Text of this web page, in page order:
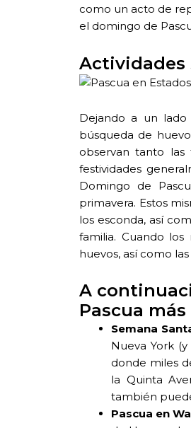
como un acto de
el domingo de
Actividades
Dejando a un lado
búsqueda de
observan tanto las
festividades
Domingo de
primavera. Estos
los esconda, así
familia. Cuando
huevos, así como
A
Pascua
Semana
Nueva York
donde miles
la Quinta
también
Pascua en